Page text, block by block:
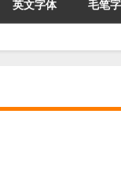
英文字体 毛笔